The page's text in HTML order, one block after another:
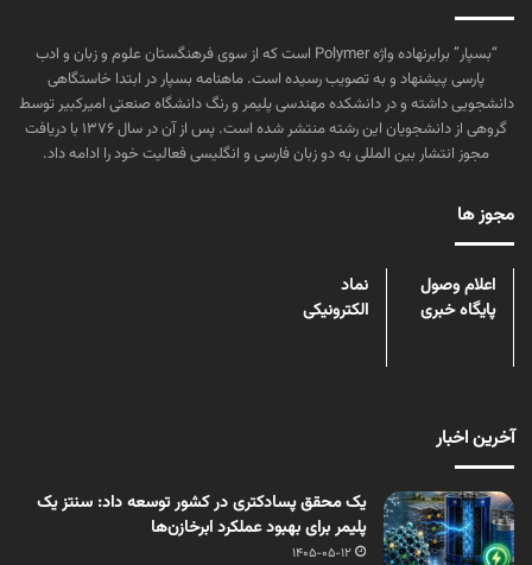
“بسپار” برابرنهاده واژه Polymer است که از سوی فرهنگستان علوم و زبان و ادب
پارسی پیشنهاد و به تصویب رسیده است. ماهنامه بسپار در ابتدا خاستگاهی
دانشجویی داشته و در دانشکده مهندسی پلیمر و رنگ دانشگاه صنعتی امیرکبیر توسط
گروهی از دانشجویان این رشته منتشر شده است. پس از آن در سال ۱۳۷۶ با دریافت
مجوز انتشار بین المللی به دو زبان فارسی و انگلیسی فعالیت خود را ادامه داد.
مجوز ها
اعلام وصول
پایگاه خبری
نماد
الکترونیکی
آخرین اخبار
یک محقق پسادکتری در کشور توسعه داد: سنتز یک
پلیمر برای بهبود عملکرد ابرخازن‌ها
1405-05-12